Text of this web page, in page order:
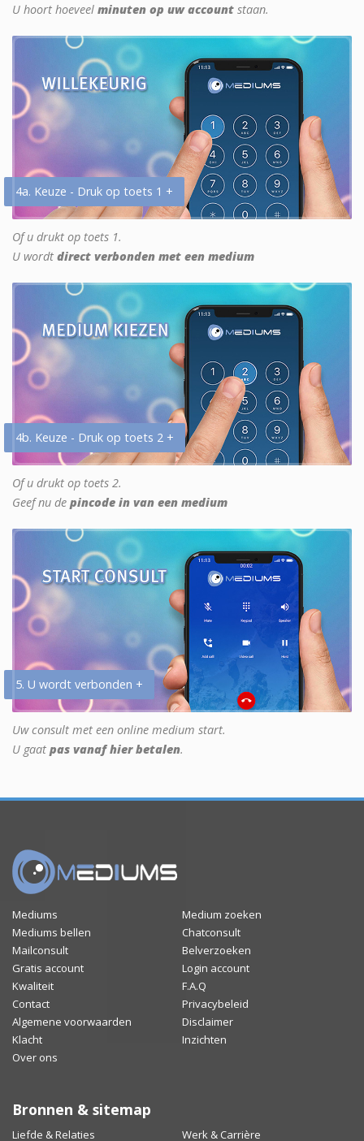
U hoort hoeveel minuten op uw account staan.
4a. Keuze - Druk op toets 1 +
Of u drukt op toets 1.
U wordt direct verbonden met een medium
4b. Keuze - Druk op toets 2 +
Of u drukt op toets 2.
Geef nu de pincode in van een medium
5. U wordt verbonden +
Uw consult met een online medium start.
U gaat pas vanaf hier betalen.
Mediums
Medium zoeken
Mediums bellen
Chatconsult
Mailconsult
Belverzoeken
Gratis account
Login account
Kwaliteit
F.A.Q
Contact
Privacybeleid
Algemene voorwaarden
Disclaimer
Klacht
Inzichten
Over ons
Bronnen & sitemap
Liefde & Relaties Werk & Carrière